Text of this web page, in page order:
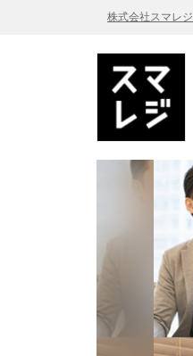
株式会社スマレジ